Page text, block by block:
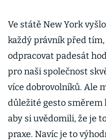
Ve státě New York
každý právník před
odpracovat padesát
pro naši společnost
více dobrovolníků. Ale
důležité gesto
aby si uvědomili, že je
praxe. Navíc je to